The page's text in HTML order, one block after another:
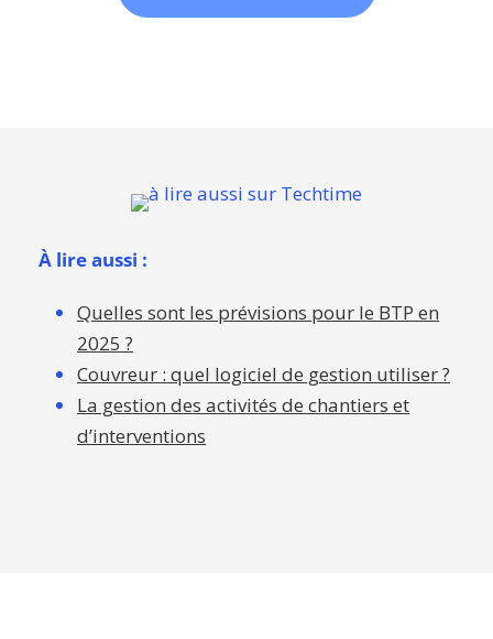
À lire aussi :
Quelles sont les prévisions pour le BTP en
2025 ?
Couvreur : quel logiciel de gestion utiliser ?
La gestion des activités de chantiers et
d’interventions